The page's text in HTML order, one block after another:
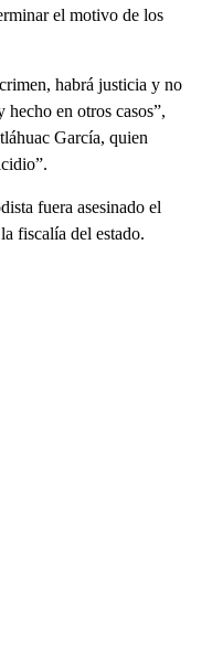
el motivo de los
habrá justicia y no
en otros casos”,
García, quien
fuera asesinado el
fiscalía del estado.